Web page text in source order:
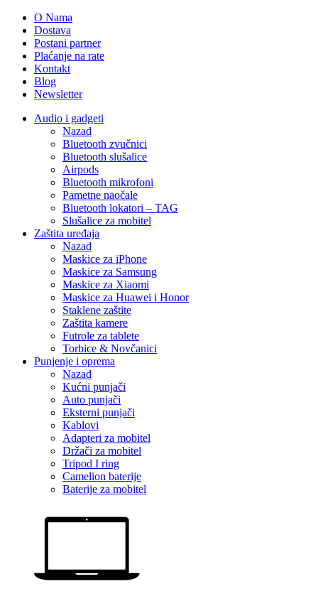
O Nama
Dostava
Postani partner
Plaćanje na rate
Kontakt
Blog
Newsletter
Audio i gadgeti
Nazad
Bluetooth zvučnici
Bluetooth slušalice
Airpods
Bluetooth mikrofoni
Pametne naočale
Bluetooth lokatori – TAG
Slušalice za mobitel
Zaštita uređaja
Nazad
Maskice za iPhone
Maskice za Samsung
Maskice za Xiaomi
Maskice za Huawei i Honor
Staklene zaštite
Zaštita kamere
Futrole za tablete
Torbice & Novčanici
Punjenje i oprema
Nazad
Kućni punjači
Auto punjači
Eksterni punjači
Kablovi
Adapteri za mobitel
Držači za mobitel
Tripod I ring
Camelion baterije
Baterije za mobitel